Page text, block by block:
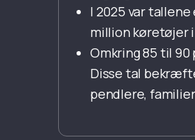
I 2025 var
million køretøjer
Omkring 85 til
Disse tal
pendlere,